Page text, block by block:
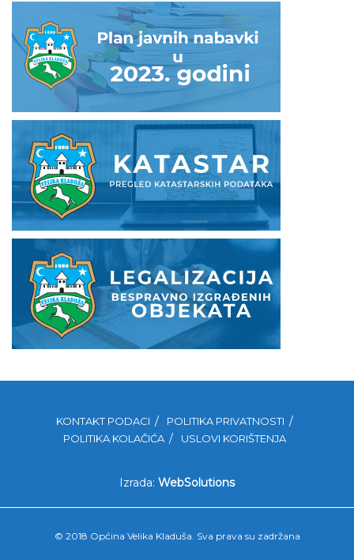
KONTAKT PODACI
POLITIKA PRIVATNOSTI
POLITIKA KOLAČIĆA
USLOVI KORIŠTENJA
Izrada: WebSolutions
© 2018 Općina Velika Kladuša. Sva prava su zadržana